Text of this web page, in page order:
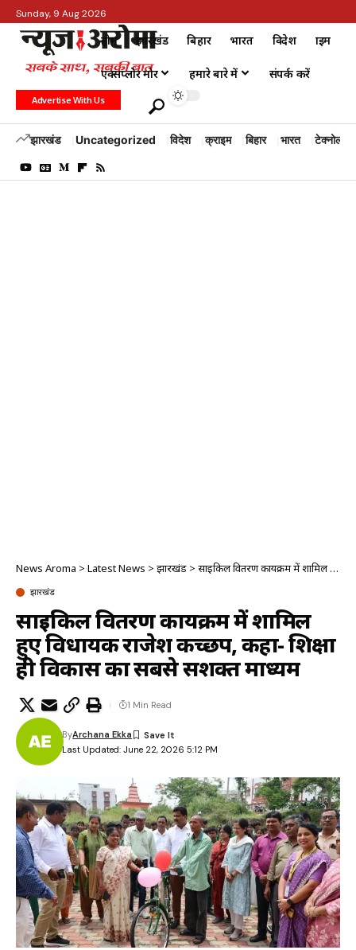
Sunday, 9 Aug 2026
होम झारखंड बिहार भारत विदेश क्राइम
एक्सप्लोर मोर हमारे बारे में संपर्क करें
Advertise With Us
झारखंड Uncategorized विदेश क्राइम बिहार भारत टेक्नोलॉजी
News Aroma > Latest News > झारखंड > साइकिल वितरण कार्यक्रम में शामिल हुए विधायक राजेश कच्छप, कहा- शिक्षा ही विकास का सबसे सशक्त माध्यम
झारखंड
साइकिल वितरण कार्यक्रम में शामिल
हुए विधायक राजेश कच्छप, कहा- शिक्षा
ही विकास का सबसे सशक्त माध्यम
Last Updated: June 22, 2026 5:12 PM
ByArchana Ekka
1 Min Read